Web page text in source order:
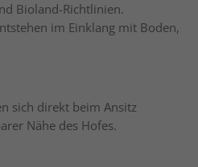
Bioland-Richtlinien.
im Einklang mit Boden,
sich direkt beim Ansitz
Nähe des Hofes.